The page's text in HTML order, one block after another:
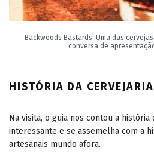
Backwoods Bastards. Uma das
conversa de
HISTÓRIA DA
Na visita, o guia nos contou a
interessante e se assemelha com a
artesanais mundo afora.